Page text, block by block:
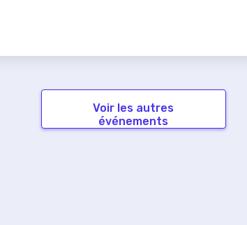
Voir les autres
événements